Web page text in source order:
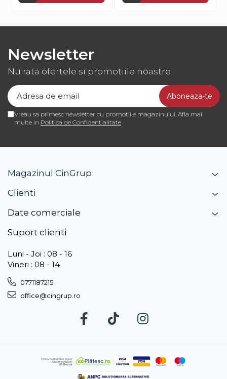
Newsletter
Nu rata ofertele si promotiile noastre
Vreau sa primesc newsletter cu promotiile magazinului. Afla mai
multe in Politica de Confidentialitate
Magazinul CinGrup
Clienti
Date comerciale
Suport clienti
Luni - Joi : 08 - 16
Vineri : 08 - 14
0771187215
office@cingrup.ro